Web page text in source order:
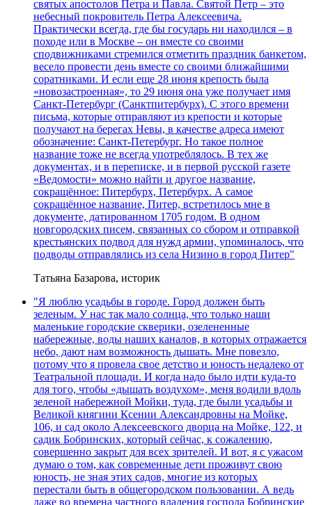
святых апостолов Петра и Павла. Святой Петр – это
небесный покровитель Петра Алексеевича.
Практически всегда, где бы государь ни находился – в
походе или в Москве – он вместе со своими
сподвижниками стремился отметить праздник банкетом,
весело провести день вместе со своими ближайшими
соратниками. И если еще 28 июня крепость была
«новозастроенная», то 29 июня она уже получает имя
Санкт-Петербург (Санктпитербурх). С этого времени
письма, которые отправляют из крепости и которые
получают на берегах Невы, в качестве адреса имеют
обозначение: Санкт-Петербург. Но такое полное
название тоже не всегда употреблялось. В тех же
документах, и в переписке, и в первой русской газете
«Ведомости» можно найти и другое название,
сокращённое: Питербурх, Петербурх. А самое
сокращённое название, Питер, встретилось мне в
документе, датированном 1705 годом. В одном
новгородских писем, связанных со сбором и отправкой
крестьянских подвод для нужд армии, упоминалось, что
подводы отправлялись из села Низино в город Питер"
Татьяна Базарова, историк
"Я люблю усадьбы в городе. Город должен быть
зеленым. У нас так мало солнца, что только наши
маленькие городские скверики, озелененные
набережные, воды наших каналов, в которых отражается
небо, дают нам возможность дышать. Мне повезло,
потому что я провела свое детство и юность недалеко от
Театральной площади. И когда надо было идти куда-то
для того, чтобы «дышать воздухом», меня водили вдоль
зеленой набережной Мойки, туда, где были усадьбы и
Великой княгини Ксении Александровны на Мойке,
106, и сад около Алексеевского дворца на Мойке, 122, и
садик Бобринских, который сейчас, к сожалению,
совершенно закрыт для всех зрителей. И вот, я с ужасом
думаю о том, как современные дети проживут свою
юность, не зная этих садов, многие из которых
перестали быть в общегородском пользовании. А ведь
даже во времена частного владения господа Бобринские